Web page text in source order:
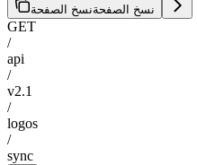
نسخ الصفحةنسخ الصفحة
GET
/
api
/
v2.1
/
logos
/
sync